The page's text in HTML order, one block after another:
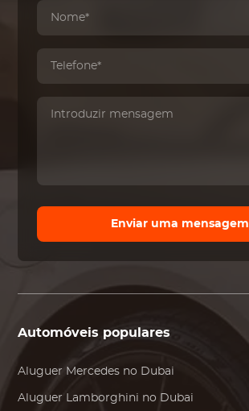
Enviar uma mensagem
Automóveis populares
Aluguer Mercedes no Dubai
Aluguer Lamborghini no Dubai